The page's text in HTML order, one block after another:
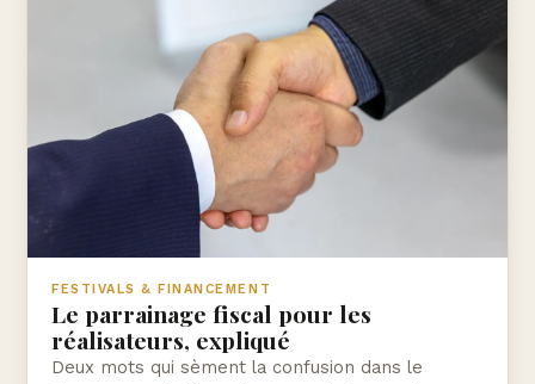
FESTIVALS & FINANCEMENT
Le parrainage fiscal pour les
réalisateurs, expliqué
Deux mots qui sèment la confusion dans le